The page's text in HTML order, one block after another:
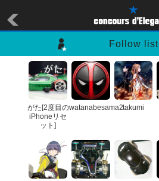
Follow list
がた[2度目の
iPhoneリセ
ット]
watanabesama2takumi